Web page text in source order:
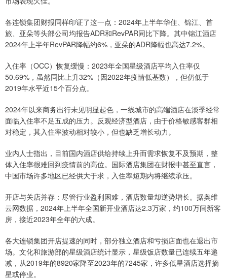
各连锁集团财报同样印证了这一点：2024年上半年华住、锦江、首
旅、亚朵等头部公司均报告ADR和RevPAR同比下降。其中锦江酒店
2024年上半年RevPAR降幅约6%，亚朵的ADR降幅也高达7.2%。
入住率（OCC）恢复缓慢：2023年全国星级酒店平均入住率仅
50.69%，虽然同比上升32%（因2022年疫情低基数），但仍低于
2019年水平近15个百分点。
2024年以来商务出行未见明显起色，一线城市的高端酒店在淡季经常
面临入住率不足五成的压力。反观经济型酒店，由于价格敏感客群相
对稳定，其入住率波动相对较小，但也缺乏增长动力。
业内人士指出，目前国内酒店供给持续上升而需求恢复不及预期，整
体入住率很难回到疫情前的高位。国际酒店集团在财报中甚至直言，
中国市场许多地区已经供大于求，入住率短期内将继续承压。
开店与关店并存：尽管行业盈利困难，酒店数量却逆势增长。据奥维
云网数据，2024年上半年全国新开业酒店达2.3万家，约100万间新客
房，接近2023年全年的六成。
各大连锁集团开店提速的同时，部分独立酒店和亏损店面也在退出市
场。文化和旅游部的星级酒店统计显示，星级饭店数量已连续五年递
减，从2019年的8920家降至2023年的7245家，许多低星酒店选择摘
星或停业。